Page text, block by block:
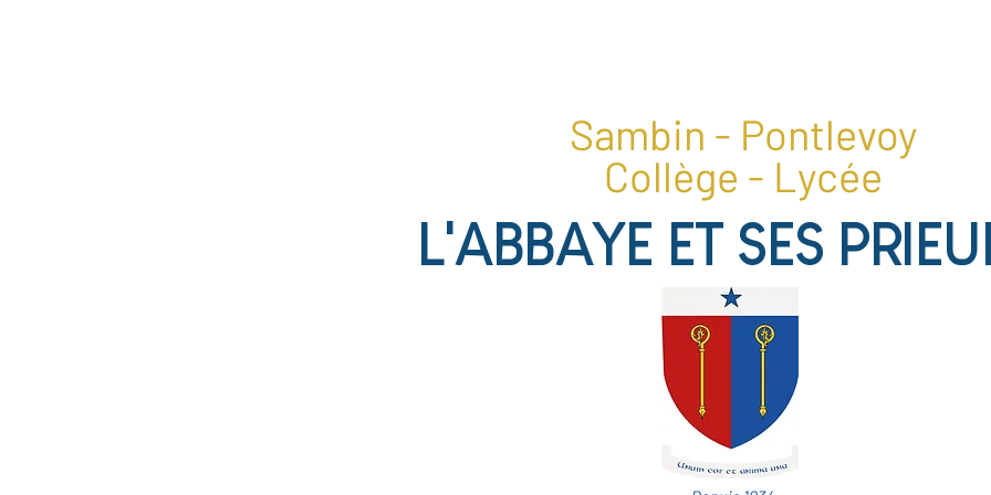
Sambin - Pontlevoy
Collège - Lycée
L'ABBAYE ET SES